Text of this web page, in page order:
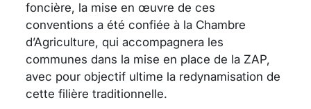
foncière, la mise en œuvre de ces
conventions a été confiée à la Chambre
d’Agriculture, qui accompagnera les
communes dans la mise en place de la ZAP,
avec pour objectif ultime la redynamisation de
cette filière traditionnelle.